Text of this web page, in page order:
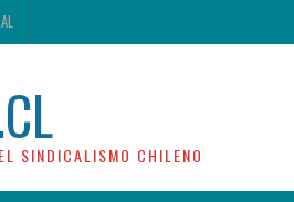
SINDICALISMO CHILENO